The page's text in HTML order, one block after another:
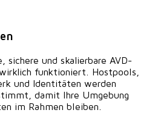
und skalierbare AVD-
funktioniert. Hostpools,
und Identitäten werden
damit Ihre Umgebung
im Rahmen bleiben.